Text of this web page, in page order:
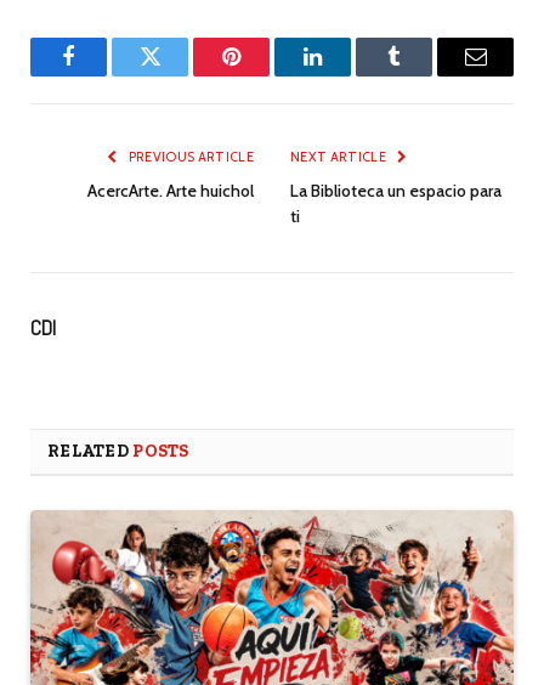
FacebookTwitter Pinterest LinkedInTumblr Email
PREVIOUS ARTICLE
AcercArte. Arte huichol
NEXT ARTICLE
La Biblioteca un espacio para
ti
CDI
RELATED POSTS